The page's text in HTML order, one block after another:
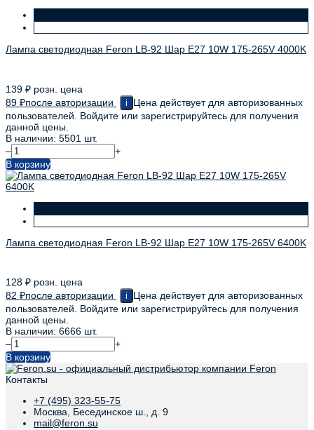
Лампа светодиодная Feron LB-92 Шар E27 10W 175-265V 4000K
139 ₽ розн. цена
89 ₽после авторизации i
Цена действует для авторизованных
пользователей. Войдите или зарегистрируйтесь для получения
данной цены.
В наличии: 5501 шт.
–
+
В корзину
Лампа светодиодная Feron LB-92 Шар E27 10W 175-265V 6400K
128 ₽ розн. цена
82 ₽после авторизации i
Цена действует для авторизованных
пользователей. Войдите или зарегистрируйтесь для получения
данной цены.
В наличии: 6666 шт.
–
+
В корзину
Контакты
+7 (495) 323-55-75
Москва, Бесединское ш., д. 9
mail@feron.su